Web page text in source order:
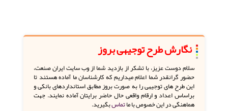
نگارش طرح توجیهی بروز
سلام دوست عزیز، با تشکر از بازدید شما از وب سایت ایران صنعت،
حضور گرانقدر شما اعلام میداریم که کارشناسان ما آماده هستند تا
این طرح های توجیهی را به صورت بروز مطابق استانداردهای بانکی و
براساس اعداد و ارقام واقعی حال حاضر برایتان آماده نمایند. جهت
هماهنگی در این خصوص با ماتماسبگیرید.